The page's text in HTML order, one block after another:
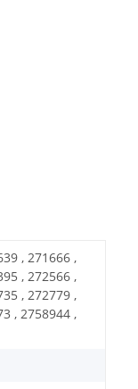
, 271666 ,
, 272566 ,
, 272779 ,
, 2758944 ,